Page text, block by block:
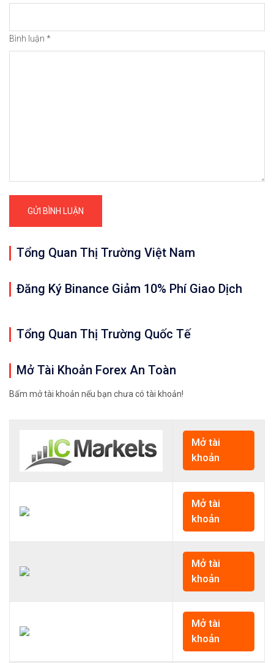
Bình luận *
Tổng Quan Thị Trường Việt Nam
Đăng Ký Binance Giảm 10% Phí Giao Dịch
Tổng Quan Thị Trường Quốc Tế
Mở Tài Khoản Forex An Toàn
Bấm mở tài khoản nếu bạn chưa có tài khoản!
Mở tài
khoản
Mở tài
khoản
Mở tài
khoản
Mở tài
khoản